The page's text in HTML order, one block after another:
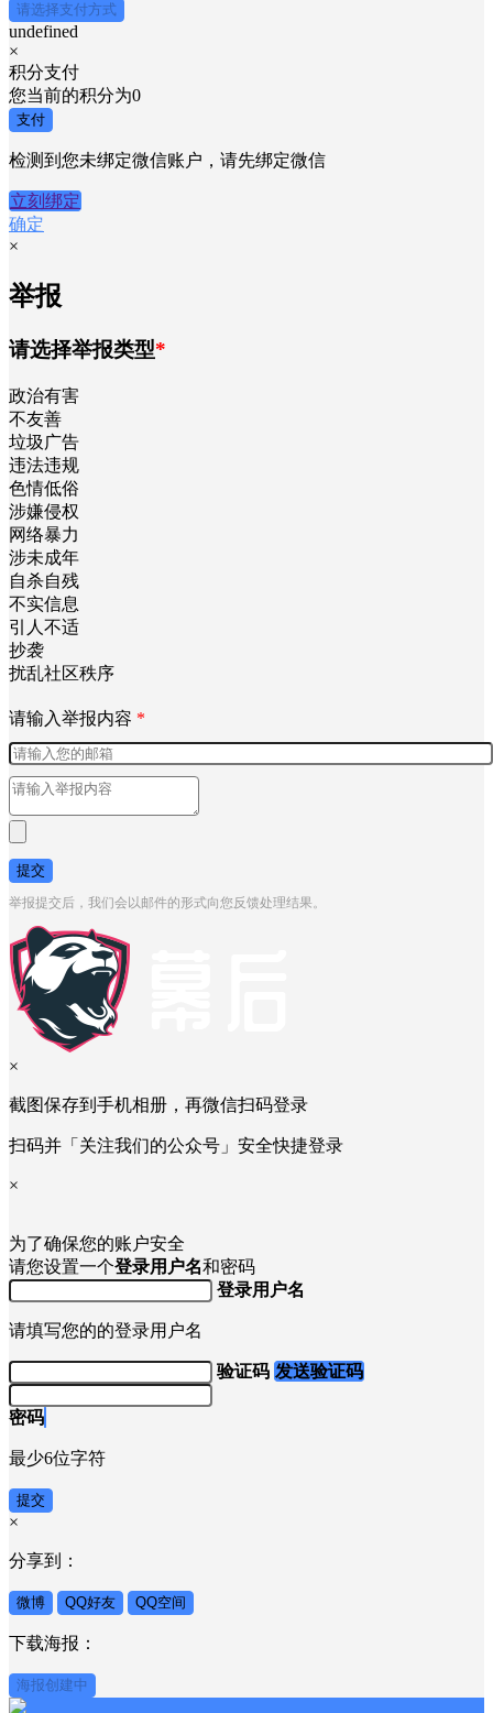
请选择支付方式
undefined
×
积分支付
您当前的积分为0
支付
检测到您未绑定微信账户，请先绑定微信
立刻绑定
确定
×
举报
请选择举报类型*
政治有害
不友善
垃圾广告
违法违规
色情低俗
涉嫌侵权
网络暴力
涉未成年
自杀自残
不实信息
引人不适
抄袭
扰乱社区秩序
请输入举报内容 *
提交
举报提交后，我们会以邮件的形式向您反馈处理结果。
×
截图保存到手机相册，再微信扫码登录
扫码并「关注我们的公众号」安全快捷登录
×
为了确保您的账户安全
请您设置一个登录用户名和密码
登录用户名
请填写您的的登录用户名
验证码 发送验证码
密码
最少6位字符
提交
×
分享到：
微博 QQ好友 QQ空间
下载海报：
海报创建中